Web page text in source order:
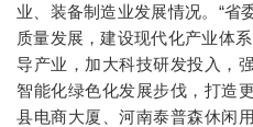
业、装备制造业发展情况。“省
质量发展，建设现代化产业体
导产业，加大科技研发投入，
智能化绿色化发展步伐，打造
县电商大厦、河南泰普森休闲